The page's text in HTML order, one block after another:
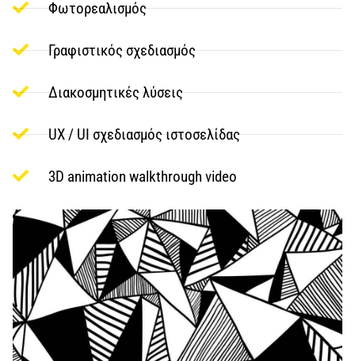
Φωτορεαλισμός
Γραφιστικός σχεδιασμός
Διακοσμητικές λύσεις
UX / UI σχεδιασμός ιστοσελίδας
3D animation walkthrough video